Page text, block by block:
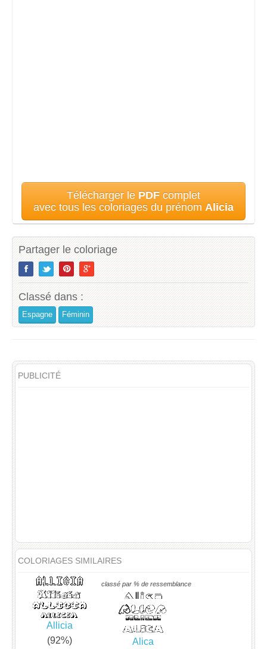
Télécharger le PDF complet
avec tous les coloriages du prénom Alicia
Partager le coloriage
Classé dans :
Espagne Féminin
PUBLICITÉ
COLORIAGES SIMILAIRES
classé par % de ressemblance
Allicia
(92%)
Alica